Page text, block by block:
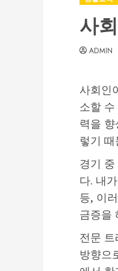
사
ADMIN
사회인
소할
력을
렇기
경기
다. 내
등, 이
금증을
전문
방향으